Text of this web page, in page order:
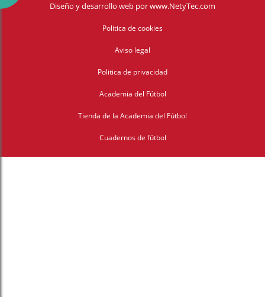
Diseño y desarrollo web porwww.NetyTec.com
Politica de cookies
Aviso legal
Politica de privacidad
Academia del Fútbol
Tienda de la Academia del Fútbol
Cuadernos de fútbol